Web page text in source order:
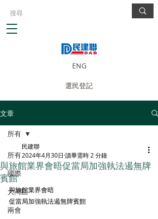
ENG
選民登記
文章
所有
國際
大灣區
兩會
所有
與旅館業界會晤促當局加強執法遏無牌
賓館
民建聯
2024年4月30日 讀畢需時 2 分鐘
與旅館業界會晤
促當局加強執法遏無牌賓館